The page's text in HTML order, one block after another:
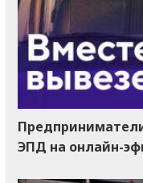
ЭПД на онлайн-